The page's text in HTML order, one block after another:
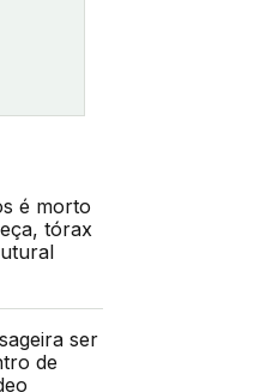
é morto
tórax
ser
de